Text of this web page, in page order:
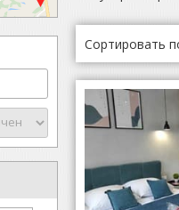
Сортировать